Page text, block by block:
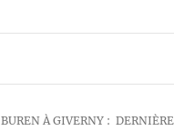
BUREN À GIVERNY :